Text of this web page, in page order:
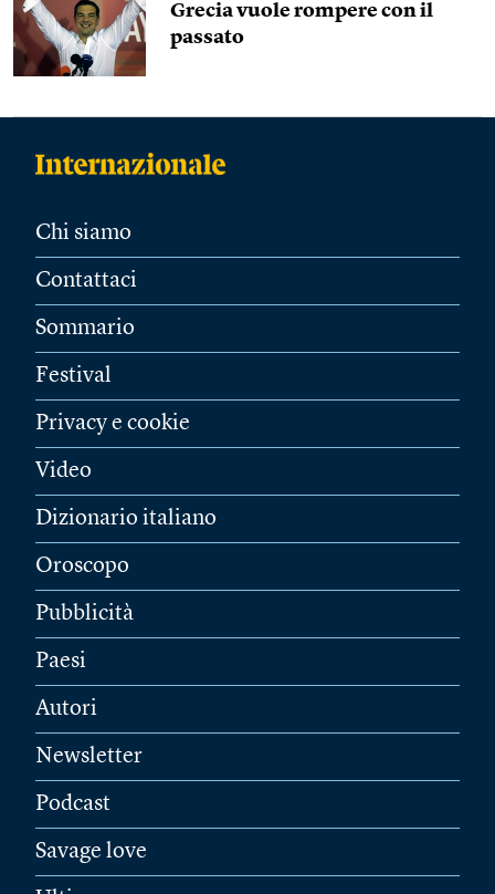
Grecia vuole rompere con il
passato
Chi siamo
Contattaci
Sommario
Festival
Privacy e cookie
Video
Dizionario italiano
Oroscopo
Pubblicità
Paesi
Autori
Newsletter
Podcast
Savage love